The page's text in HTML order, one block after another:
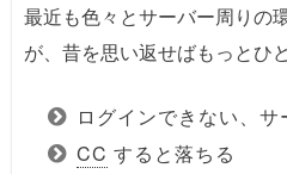
最近も色々とサーバー周りの
が、昔を思い返せばもっとひ
ログインできない、サ
CC すると落ちる